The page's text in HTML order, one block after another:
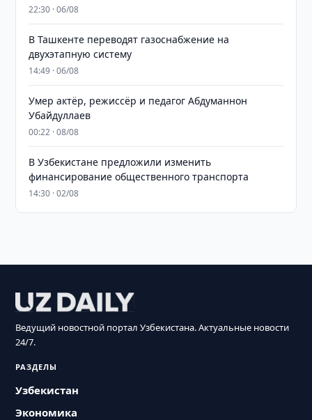
22:30 · 06/08
В Ташкенте переводят газоснабжение на
двухэтапную систему
14:49 · 06/08
Умер актёр, режиссёр и педагог Абдуманнон
Убайдуллаев
00:22 · 08/08
В Узбекистане предложили изменить
финансирование общественного транспорта
14:30 · 02/08
Ведущий новостной портал Узбекистана. Актуальные новости
24/7.
РАЗДЕЛЫ
Узбекистан
Экономика